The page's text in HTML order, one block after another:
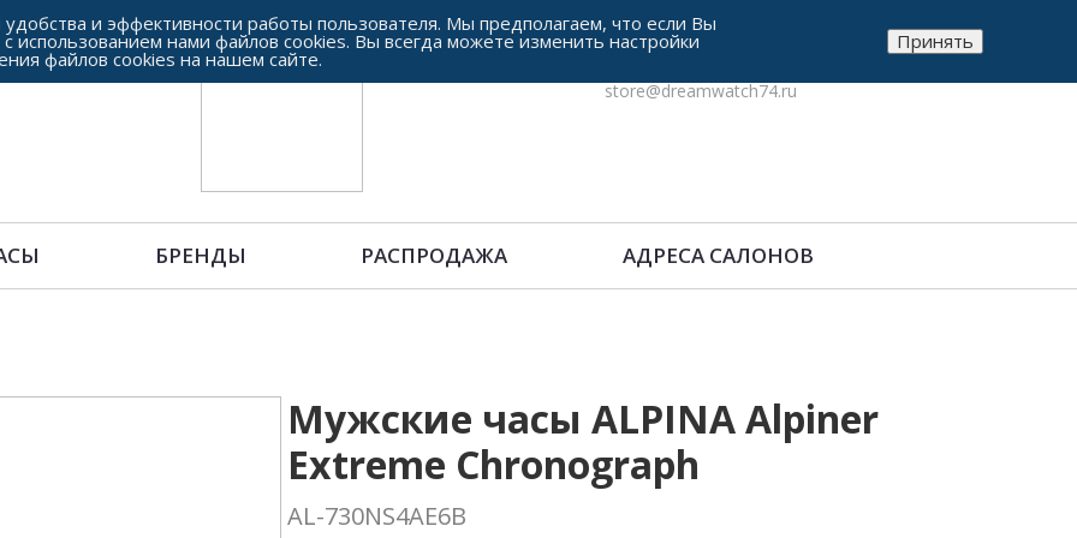
8-912-771-38-05
store@dreamwatch74.ru
БРЕНДЫ РАСПРОДАЖА АДРЕСА САЛОНОВ
Мужские часы ALPINA Alpiner
Extreme Chronograph
AL-730NS4AE6B
и эффективности работы пользователя. Мы предполагаем, что если Вы
использованием нами файлов cookies. Вы всегда можете изменить настройки
файлов cookies на нашем сайте.
Принять